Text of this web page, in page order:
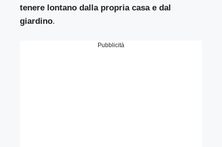
tenere lontano dalla propria casa e dal
giardino.
Pubblicità